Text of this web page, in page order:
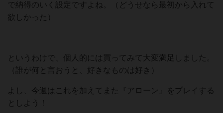
で納得のいく設定ですよね。（どうせなら最初から入れて
欲しかった）
というわけで、個人的には買ってみて大変満足しました。
（誰が何と言おうと、好きなものは好き）
よし、今週はこれを加えてまた『アローン』をプレイする
としよう！